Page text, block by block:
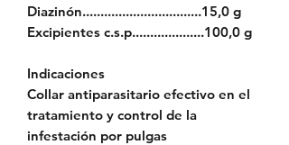
Diazinón.................................15,0 g
Excipientes c.s.p....................100,0 g
Indicaciones
Collar antiparasitario efectivo en el
tratamiento y control de la
infestación por pulgas